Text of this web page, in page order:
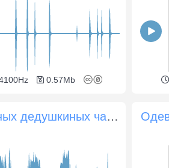
0.57Mb
Завод антикварных дедушкиных часов